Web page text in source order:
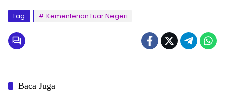
Tag: Kementerian Luar Negeri
Baca Juga